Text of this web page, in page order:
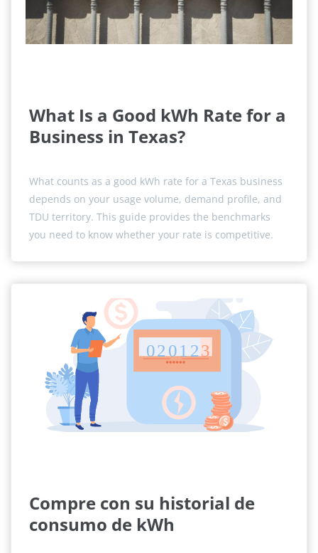
What Is a Good kWh Rate for a
Business in Texas?
What counts as a good kWh rate for a Texas business
depends on your usage volume, demand profile, and
TDU territory. This guide provides the benchmarks
you need to know whether your rate is competitive.
Compre con su historial de
consumo de kWh